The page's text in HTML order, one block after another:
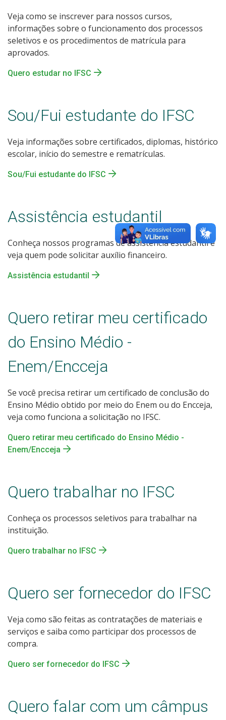
Veja como se inscrever para nossos cursos,
informações sobre o funcionamento dos processos
seletivos e os procedimentos de matrícula para
aprovados.
Quero estudar no IFSC
Sou/Fui estudante do IFSC
Veja informações sobre certificados, diplomas, histórico
escolar, início do semestre e rematrículas.
Sou/Fui estudante do IFSC
Assistência estudantil
Conheça nossos programas de assistência estudantil e
veja quem pode solicitar auxílio financeiro.
Assistência estudantil
Quero retirar meu certificado
do Ensino Médio -
Enem/Encceja
Se você precisa retirar um certificado de conclusão do
Ensino Médio obtido por meio do Enem ou do Encceja,
veja como funciona a solicitação no IFSC.
Quero retirar meu certificado do Ensino Médio -
Enem/Encceja
Quero trabalhar no IFSC
Conheça os processos seletivos para trabalhar na
instituição.
Quero trabalhar no IFSC
Quero ser fornecedor do IFSC
Veja como são feitas as contratações de materiais e
serviços e saiba como participar dos processos de
compra.
Quero ser fornecedor do IFSC
Quero falar com um câmpus